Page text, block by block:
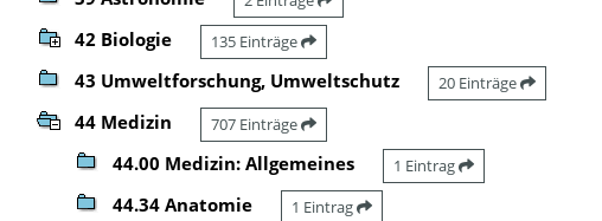
42 Biologie 135 Einträge
43 Umweltforschung, Umweltschutz 20 Einträge
44 Medizin 707 Einträge
44.00 Medizin: Allgemeines 1 Eintrag
44.34 Anatomie 1 Eintrag